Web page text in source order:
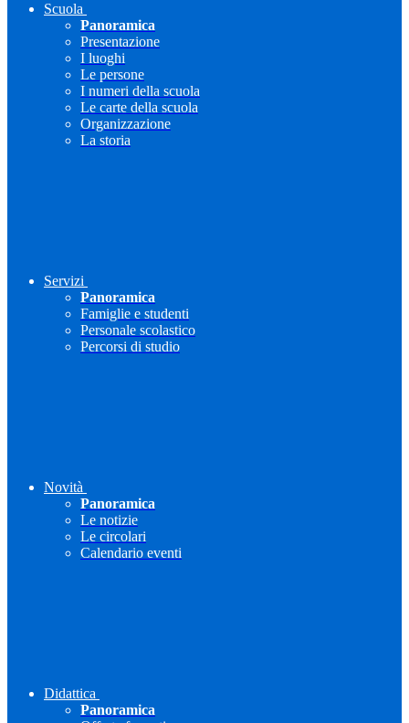
Scuola
Panoramica
Presentazione
I luoghi
Le persone
I numeri della scuola
Le carte della scuola
Organizzazione
La storia
Servizi
Panoramica
Famiglie e studenti
Personale scolastico
Percorsi di studio
Novità
Panoramica
Le notizie
Le circolari
Calendario eventi
Didattica
Panoramica